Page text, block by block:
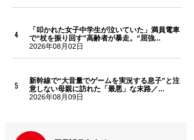
「叩かれた女子中学生が泣いていた」満員電車
で“杖を振り回す”高齢者が暴走。“屈強...
2026年08月02日
新幹線で“大音量でゲームを実況する息子”と注
意しない母親に訪れた「最悪」な末路／...
2026年08月09日